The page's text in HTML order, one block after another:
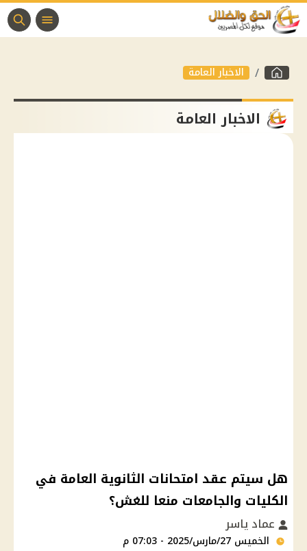
الاخبار العامة
الاخبار العامة
هل سيتم عقد امتحانات الثانوية العامة في
الكليات والجامعات منعا للغش؟
عماد ياسر
الخميس 27/مارس/2025 - 07:03 م